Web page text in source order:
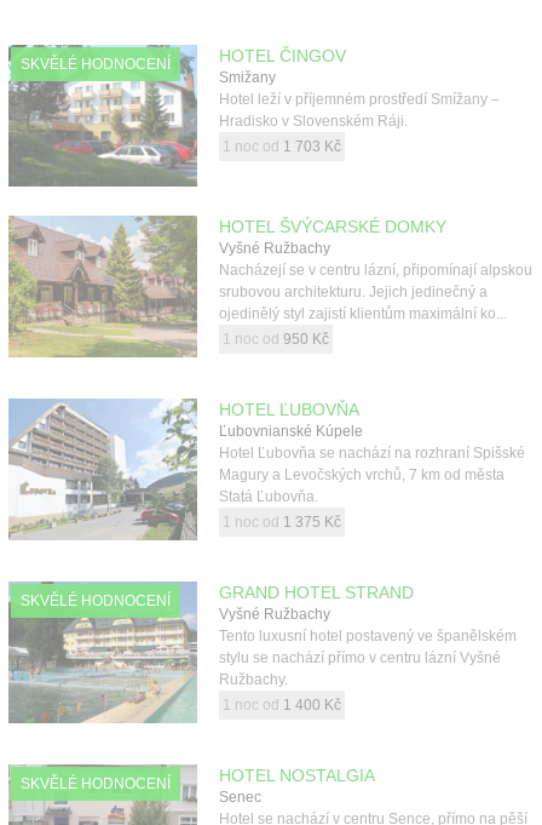
SKVĚLÉ HODNOCENÍ HOTEL ČINGOV
Smižany
Hotel leží v příjemném prostředí Smížany –
Hradisko v Slovenském Ráji.
1 noc od 1 703 Kč
HOTEL ŠVÝCARSKÉ DOMKY
Vyšné Ružbachy
Nacházejí se v centru lázní, připomínají alpskou
srubovou architekturu. Jejich jedinečný a
ojedinělý styl zajistí klientům maximální ko...
1 noc od 950 Kč
HOTEL ĽUBOVŇA
Ľubovnianské Kúpele
Hotel Ľubovňa se nachází na rozhraní Spišské
Magury a Levočských vrchů, 7 km od města
Statá Ľubovňa.
1 noc od 1 375 Kč
SKVĚLÉ HODNOCENÍ GRAND HOTEL STRAND
Vyšné Ružbachy
Tento luxusní hotel postavený ve španělském
stylu se nachází přímo v centru lázní Vyšné
Ružbachy.
1 noc od 1 400 Kč
SKVĚLÉ HODNOCENÍ HOTEL NOSTALGIA
Senec
Hotel se nachází v centru Sence, přímo na pěší